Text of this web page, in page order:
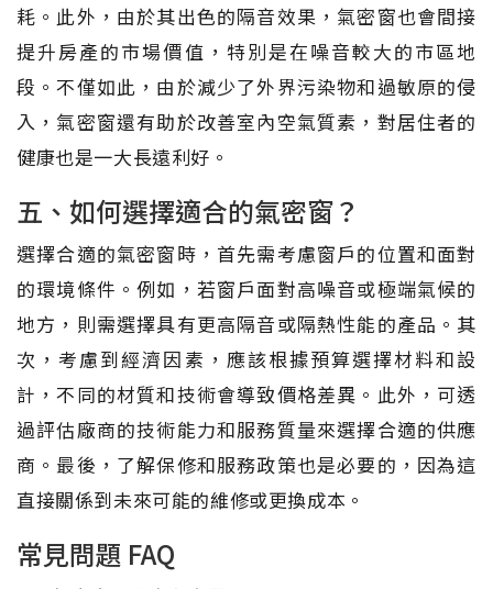
耗。此外，由於其出色的隔音效果，氣密窗也會間接
提升房產的市場價值，特別是在噪音較大的市區地
段。不僅如此，由於減少了外界污染物和過敏原的侵
入，氣密窗還有助於改善室內空氣質素，對居住者的
健康也是一大長遠利好。
五、如何選擇適合的氣密窗？
選擇合適的氣密窗時，首先需考慮窗戶的位置和面對
的環境條件。例如，若窗戶面對高噪音或極端氣候的
地方，則需選擇具有更高隔音或隔熱性能的產品。其
次，考慮到經濟因素，應該根據預算選擇材料和設
計，不同的材質和技術會導致價格差異。此外，可透
過評估廠商的技術能力和服務質量來選擇合適的供應
商。最後，了解保修和服務政策也是必要的，因為這
直接關係到未來可能的維修或更換成本。
常見問題 FAQ